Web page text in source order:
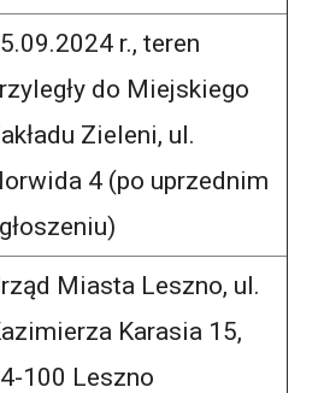
r., teren
do Miejskiego
Zieleni, ul.
4 (po uprzednim
Miasta Leszno, ul.
Karasia 15,
100 Leszno